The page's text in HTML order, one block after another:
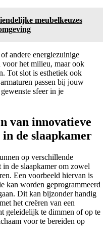
meubelkeuzes
andere energiezuinige
voor het milieu, maar ook
Tot slot is esthetiek ook
passen bij jouw
sfeer in je
van innovatieve
de slaapkamer
op verschillende
de slaapkamer om zowel
Een voorbeeld hiervan is
kan worden geprogrammeerd
Dit kan bijzonder handig
het creëren van een
geleidelijk te dimmen of op te
voor te bereiden op